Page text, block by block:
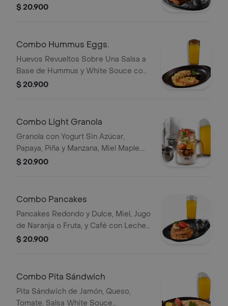
Plancha, Jugo de Naranja o Fruta y
$ 20.900
Combo Hummus Eggs.
Huevos Revueltos Sobre Una Salsa a
Base de Hummus y White Souce con
Tomate y Cebolla. Acompañado de
$ 20.900
Combo Light Granola
Granola con Yogurt Sin Azúcar,
Papaya, Piña y Manzana, Miel Maple.
Acompañado de Jugo o Fruta y Café
$ 20.900
Combo Pancakes
Pancakes Redondo y Dulce, Miel, Jugo
de Naranja o Fruta, y Café con Leche
o Tinto.
$ 20.900
Combo Pita Sándwich
Pita Sándwich de Jamón, Queso,
Tomate, Salsa White Souce